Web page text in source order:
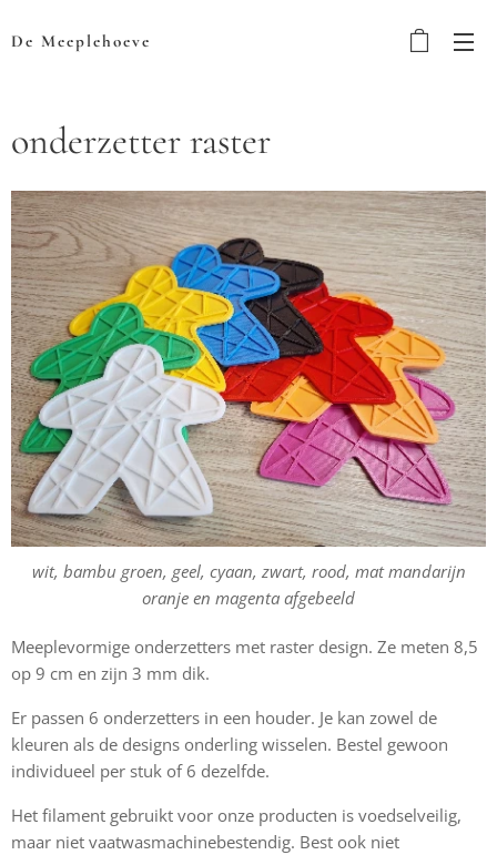
De Meeplehoeve
onderzetter raster
wit, bambu groen, geel, cyaan, zwart, rood, mat mandarijn
oranje en magenta afgebeeld
Meeplevormige onderzetters met raster design. Ze meten 8,5
op 9 cm en zijn 3 mm dik.
Er passen 6 onderzetters in een houder. Je kan zowel de
kleuren als de designs onderling wisselen. Bestel gewoon
individueel per stuk of 6 dezelfde.
Het filament gebruikt voor onze producten is voedselveilig,
maar niet vaatwasmachinebestendig. Best ook niet